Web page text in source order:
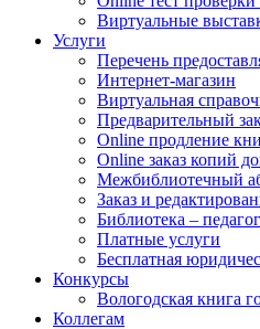
Виртуальные
Услуги
Перечень
Интернет-магазин
Виртуальная
Предварительный
Online продление
Online заказ копий
Межбиблиотечный
Заказ и
Библиотека –
Платные услуги
Бесплатная
Конкурсы
Вологодская книга
Коллегам